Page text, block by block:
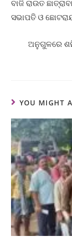
ବାଜି ରାଉତ
ସଭାପତି ଓ
ଅନୁଗୁଳରେ
YOU MIGHT